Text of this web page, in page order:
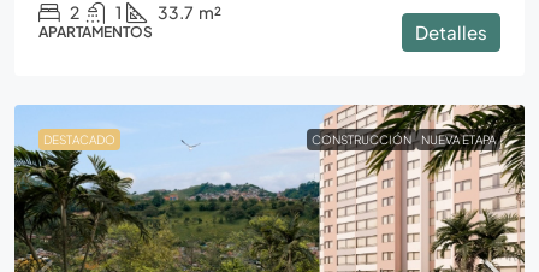
2 1 33.7 m²
APARTAMENTOS Detalles
DESTACADO CONSTRUCCIÓN NUEVA ETAPA